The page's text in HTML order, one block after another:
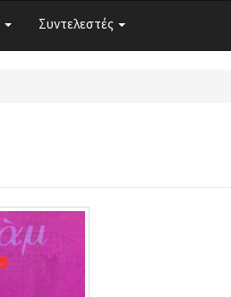
Συντελεστές